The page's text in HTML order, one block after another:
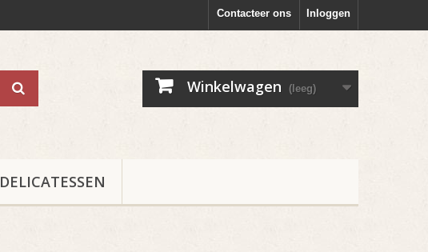
Inloggen
Contacteer ons
Winkelwagen (leeg)
DELICATESSEN